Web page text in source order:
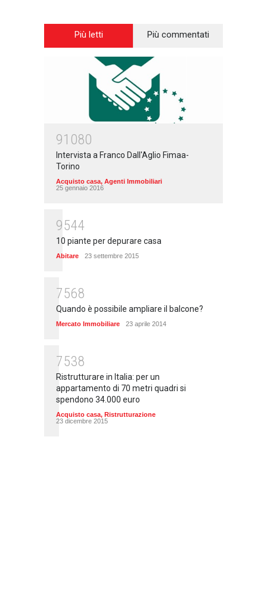
Più letti Più commentati
91080
Intervista a Franco Dall'Aglio Fimaa-
Torino
Acquisto casa, Agenti Immobiliari
25 gennaio 2016
9544
10 piante per depurare casa
Abitare 23 settembre 2015
7568
Quando è possibile ampliare il balcone?
Mercato Immobiliare 23 aprile 2014
7538
Ristrutturare in Italia: per un
appartamento di 70 metri quadri si
spendono 34.000 euro
Acquisto casa, Ristrutturazione
23 dicembre 2015